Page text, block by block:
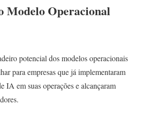
Modelo Operacional
potencial dos modelos operacionais
para empresas que já implementaram
IA em suas operações e alcançaram